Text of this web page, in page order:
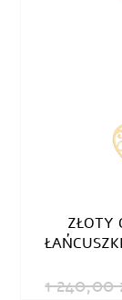
ZŁOTY
1 240,00